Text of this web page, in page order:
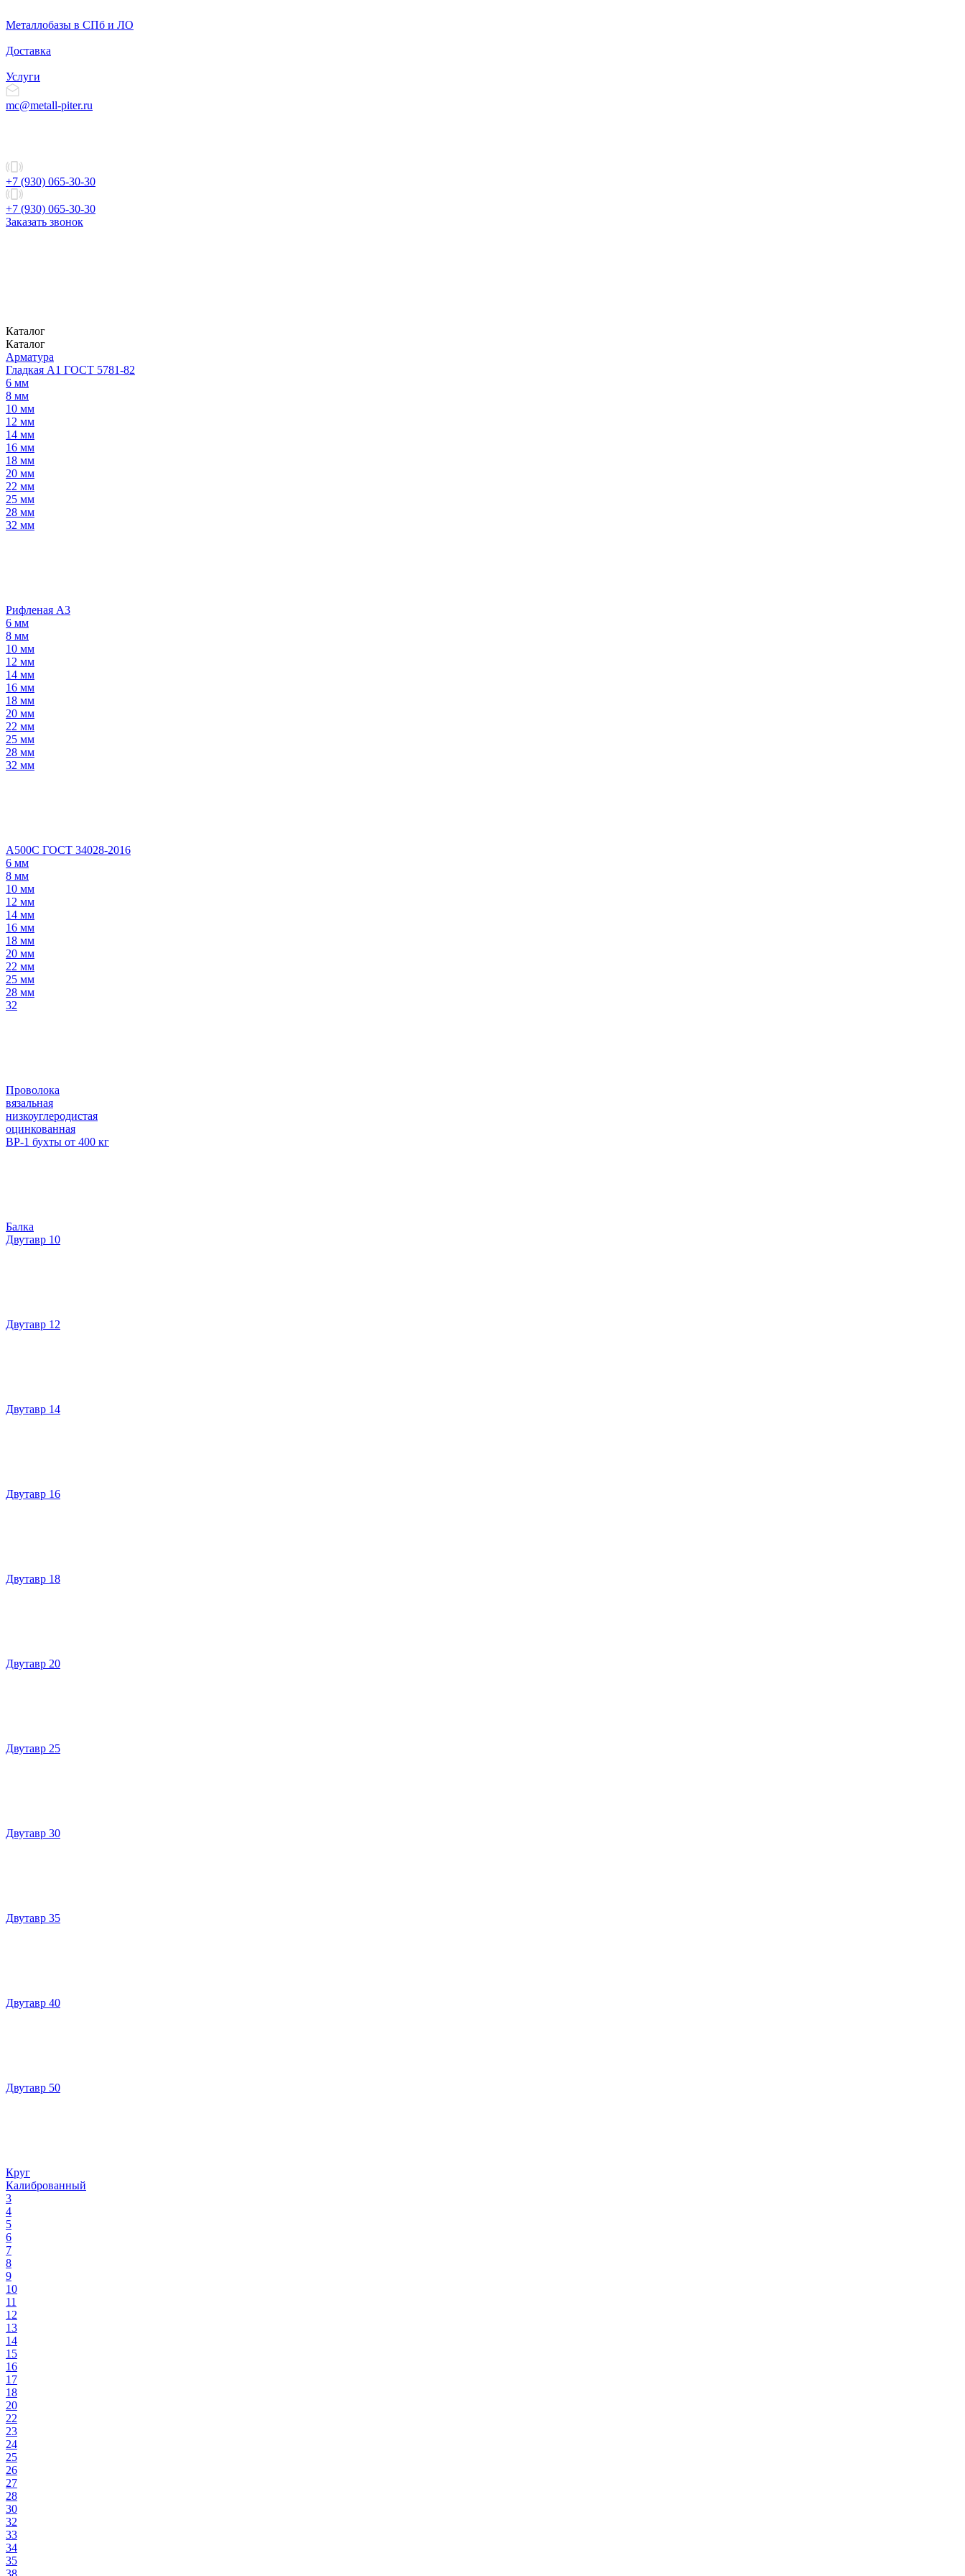
Металлобазы в СПб и ЛО
Доставка
Услуги
mc@metall-piter.ru
+7 (930) 065-30-30
+7 (930) 065-30-30
Заказать звонок
Каталог
Каталог
Арматура
Гладкая А1 ГОСТ 5781-82
6 мм
8 мм
10 мм
12 мм
14 мм
16 мм
18 мм
20 мм
22 мм
25 мм
28 мм
32 мм
Рифленая А3
6 мм
8 мм
10 мм
12 мм
14 мм
16 мм
18 мм
20 мм
22 мм
25 мм
28 мм
32 мм
А500С ГОСТ 34028-2016
6 мм
8 мм
10 мм
12 мм
14 мм
16 мм
18 мм
20 мм
22 мм
25 мм
28 мм
32
Проволока
вязальная
низкоуглеродистая
оцинкованная
ВР-1 бухты от 400 кг
Балка
Двутавр 10
Двутавр 12
Двутавр 14
Двутавр 16
Двутавр 18
Двутавр 20
Двутавр 25
Двутавр 30
Двутавр 35
Двутавр 40
Двутавр 50
Круг
Калиброванный
3
4
5
6
7
8
9
10
11
12
13
14
15
16
17
18
20
22
23
24
25
26
27
28
30
32
33
34
35
38